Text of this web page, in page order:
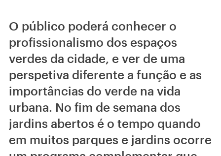
O público poderá conhecer o
profissionalismo dos espaços
verdes da cidade, e ver de uma
perspetiva diferente a função e as
importâncias do verde na vida
urbana. No fim de semana dos
jardins abertos é o tempo quando
em muitos parques e jardins ocorre